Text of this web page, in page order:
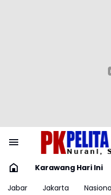
Karawang Hari Ini
Jabar
Jakarta